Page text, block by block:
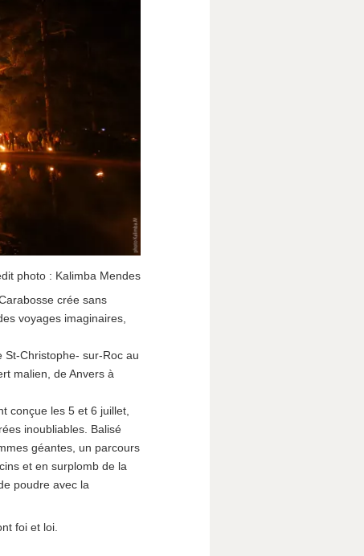
photo : Kalimba Mendes
crée sans
voyages imaginaires,
Christophe- sur-Roc au
malien, de Anvers à
conçue les 5 et 6 juillet,
inoubliables. Balisé
géantes, un parcours
et en surplomb de la
poudre avec la
foi et loi.